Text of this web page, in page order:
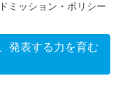
ミッション・ポリシー
発表する力を育む